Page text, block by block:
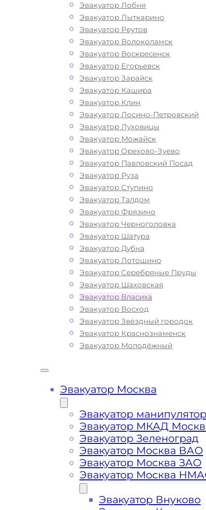
Эвакуатор Лобня
Эвакуатор Лыткарино
Эвакуатор Реутов
Эвакуатор Волоколамск
Эвакуатор Воскресенск
Эвакуатор Егорьевск
Эвакуатор Зарайск
Эвакуатор Кашира
Эвакуатор Клин
Эвакуатор Лосино-Петровский
Эвакуатор Луховицы
Эвакуатор Можайск
Эвакуатор Орехово-Зуево
Эвакуатор Павловский Посад
Эвакуатор Руза
Эвакуатор Ступино
Эвакуатор Талдом
Эвакуатор Фрязино
Эвакуатор Черноголовка
Эвакуатор Шатура
Эвакуатор Дубна
Эвакуатор Лотошино
Эвакуатор Серебряные Пруды
Эвакуатор Шаховская
Эвакуатор Власиха
Эвакуатор Восход
Эвакуатор Звёздный городок
Эвакуатор Краснознаменск
Эвакуатор Молодёжный
Эвакуатор Москва
Эвакуатор
Эвакуатор МКАД
Эвакуатор Зеленоград
Эвакуатор Москва ВАО
Эвакуатор Москва ЗАО
Эвакуатор Москва
Эвакуатор Внуково
Как перевезти
авто во
Перевозка автомобиля по Власихе
эвакуатором «МОБИ» дешево,
и срочно – это возможность
лишних затрат решить возникшие
проблемы с автомобилем и
помощь на дороге. Мы рады
вам свои услуги по вызову
Звоните по телефону — у нас вы
все, что нужно для оперативной и
безопасной эвакуации вашего авто:
доступные цены, круглосуточную
профессиональных водителей с
опытом работы. Мы предлагаем
круглосуточную техническую
эвакуатора на дороге по низкой
Наша компания имеет большой
сфере транспортировки и
качество услуг эвакуации во
используем только современное
оборудование и технику, что
срочно и безопасно эвакуировать
автомобиль с автомагистралей,
шоссе Москвы и Московской
Вы всегда можете ознакомиться с
Одинцовском Городском Округе,
пределами города
Власиха Какая цена
эвакуатора?
Расчет стоимости эвакуатора